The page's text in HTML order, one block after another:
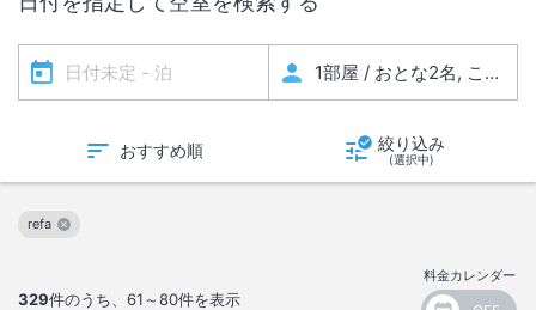
おすすめ順 絞り込み
(選択中)
329件のうち、 61～80件を表示
料金カレンダー
refa
この絞り込み条件を解除